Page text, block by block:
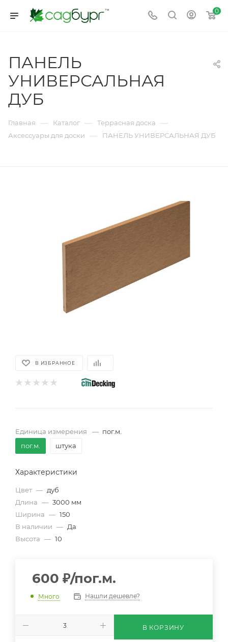
0
ПАНЕЛЬ
УНИВЕРСАЛЬНАЯ
ДУБ
Главная — Каталог — Террасная доска —
Аксессуары для доски — ПАНЕЛЬ УНИВЕРСАЛЬНАЯ ДУБ
В ИЗБРАННОЕ
Единица измерения — пог.м.
пог.м.
штука
Характеристики
Цвет — дуб
Длина — 3000 мм
Ширина — 150
В наличии — Да
Высота — 10
600 ₽/пог.м.
Много Нашли дешевле?
В КОРЗИНУ